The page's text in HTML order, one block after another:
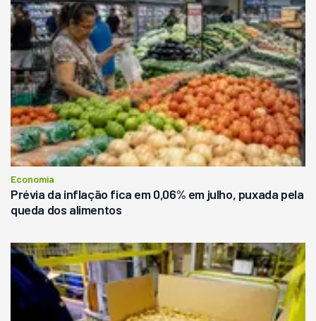
Economia
Prévia da inflação fica em 0,06% em julho, puxada pela
queda dos alimentos